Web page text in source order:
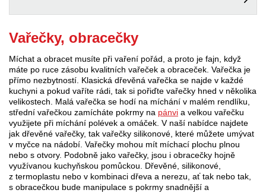
Vařečky, obracečky
Míchat a obracet musíte při vaření pořád, a proto je fajn, když
máte po ruce zásobu kvalitních vařeček a obraceček. Vařečka je
přímo nezbytností. Klasická dřevěná vařečka se najde v každé
kuchyni a pokud vaříte rádi, tak si pořiďte vařečky hned v několika
velikostech. Malá vařečka se hodí na míchání v malém rendlíku,
střední vařečkou zamícháte pokrmy na pánvi a velkou vařečku
využijete při míchání polévek a omáček. V naší nabídce najdete
jak dřevěné vařečky, tak vařečky silikonové, které můžete umývat
v myčce na nádobí. Vařečky mohou mít míchací plochu plnou
nebo s otvory. Podobně jako vařečky, jsou i obracečky hojně
využívanou kuchyňskou pomůckou. Dřevěné, silikonové,
z termoplastu nebo v kombinaci dřeva a nerezu, ať tak nebo tak,
s obracečkou bude manipulace s pokrmy snadnější a